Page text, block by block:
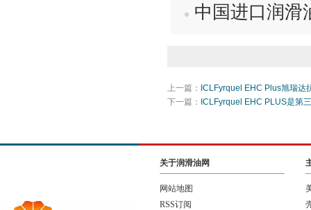
中国进口润滑
上一篇： ICLFyrquel EHC Plus旭瑞达
下一篇： ICLFyrquel EHC PLUS是第
关于润滑油网
网站地图
RSS订阅